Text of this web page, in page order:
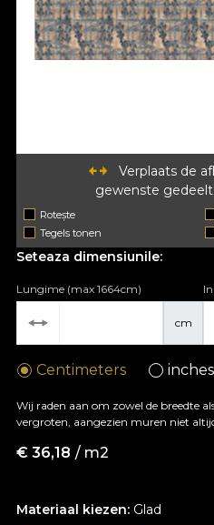
Verplaats de
gewenste
Rotește
Tegels tonen
Materiaal kiezen: Glad
Seteaza dimensiunile:
cm
Lungime (max 1664cm)
Centimeters inches
Wij raden aan om zowel de breedte
vergroten, aangezien muren niet
€ 36,18 / m2